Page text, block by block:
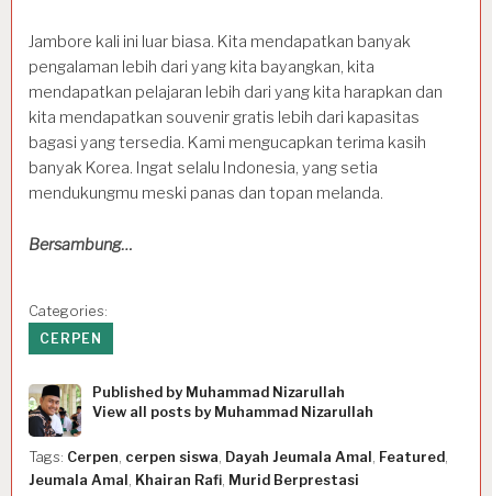
Jambore kali ini luar biasa. Kita mendapatkan banyak
pengalaman lebih dari yang kita bayangkan, kita
mendapatkan pelajaran lebih dari yang kita harapkan dan
kita mendapatkan souvenir gratis lebih dari kapasitas
bagasi yang tersedia. Kami mengucapkan terima kasih
banyak Korea. Ingat selalu Indonesia, yang setia
mendukungmu meski panas dan topan melanda.
Bersambung…
Categories:
CERPEN
Published by Muhammad Nizarullah
View all posts by Muhammad Nizarullah
Tags: Cerpen cerpen siswa Dayah Jeumala Amal Featured
Jeumala Amal Khairan Rafi Murid Berprestasi